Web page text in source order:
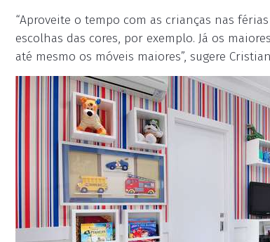
“Aproveite o tempo com as crianças nas
escolhas das cores, por exemplo. Já os
até mesmo os móveis maiores”, sugere